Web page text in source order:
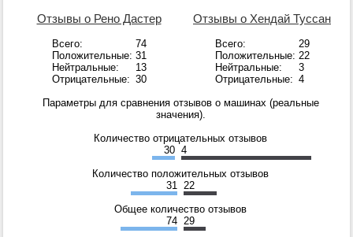
Отзывы о Рено Дастер
Всего:
74
Положительные: 31
Нейтральные:
13
Отрицательные: 30
Отзывы о Хендай Туссан
Всего:
29
Положительные: 22
Нейтральные:
3
Отрицательные: 4
Параметры для сравнения отзывов о машинах (реальные
значения).
Количество отрицательных отзывов
30 4
Количество положительных отзывов
31
22
Общее количество отзывов
74 29